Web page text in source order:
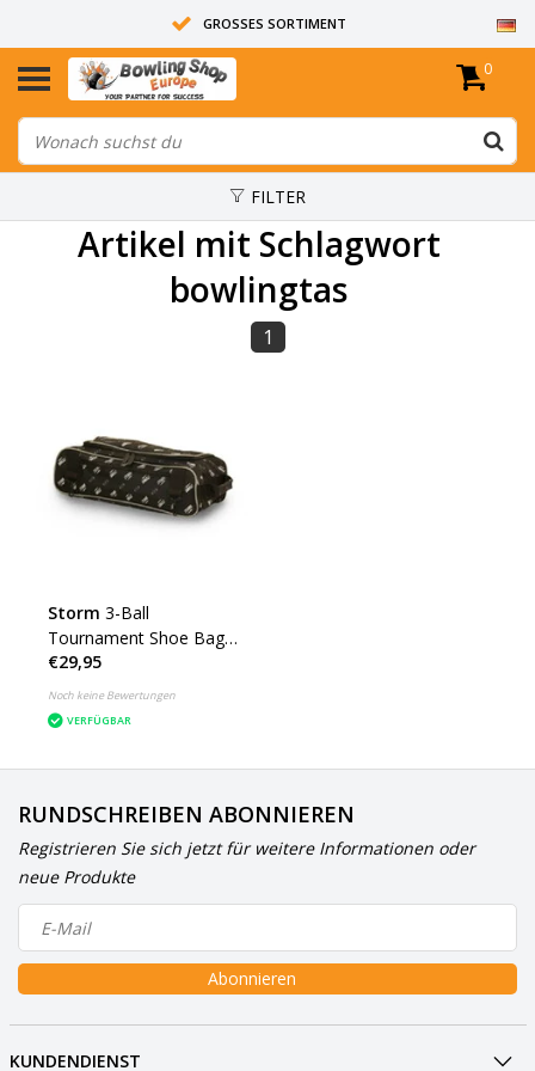
GROSSES SORTIMENT
14 TAGE RÜCKGABERECHT
ALLE BOWLINGKUGELN SIND UNGEBOHRT
0
FILTER
Artikel mit Schlagwort
bowlingtas
1
Storm 3-Ball
Tournament Shoe Bag
DYE
€29,95
Noch keine Bewertungen
VERFÜGBAR
RUNDSCHREIBEN ABONNIEREN
Registrieren Sie sich jetzt für weitere Informationen oder
neue Produkte
Abonnieren
KUNDENDIENST